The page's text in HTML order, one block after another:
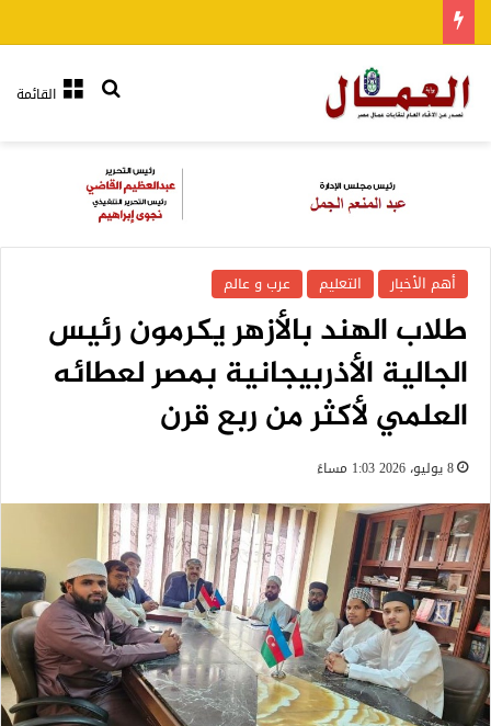
القائمةبحث عن
أهم الأخبار التعليم عرب و عالم
طلاب الهند بالأزهر يكرمون رئيس
الجالية الأذربيجانية بمصر لعطائه
العلمي لأكثر من ربع قرن
8 يوليو، 2026 1:03 مساءً